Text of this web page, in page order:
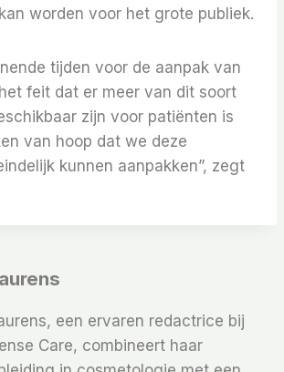
worden voor het grote publiek.
tijden voor de aanpak van
feit dat er meer van dit soort
zijn voor patiënten is
van hoop dat we deze
kunnen aanpakken”, zegt
een ervaren redactrice bij
Care, combineert haar